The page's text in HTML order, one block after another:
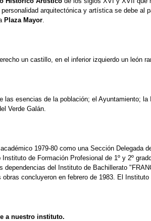
arquitectónica y artística se debe al
Plaza Mayor
un castillo, en el inferior izquierdo un león
las esencias de la población; el Ayuntamiento;
Verde Galán.
1979-80 como una Sección Delegada
de Formación Profesional de 1º y 2º
dependencias del Instituto de Bachillerato
concluyeron en febrero de 1983. El Instituto
a nuestro instituto.